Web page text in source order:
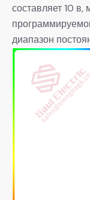
составляет 10
диапазон